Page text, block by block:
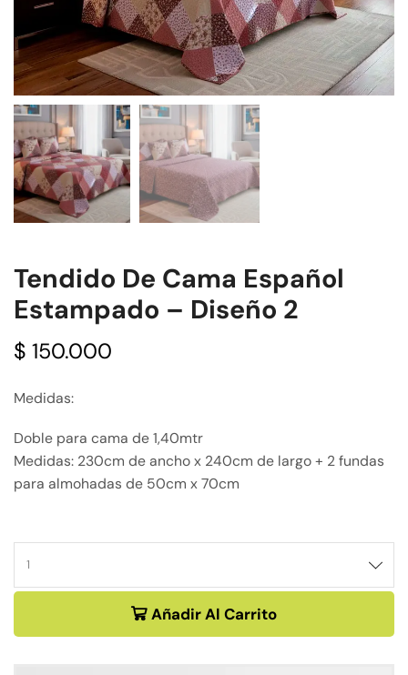
Tendido De Cama Español
Estampado – Diseño 2
$ 150.000
Medidas:
Doble para cama de 1,40mtr
Medidas: 230cm de ancho x 240cm de largo + 2 fundas
para almohadas de 50cm x 70cm
Añadir Al Carrito